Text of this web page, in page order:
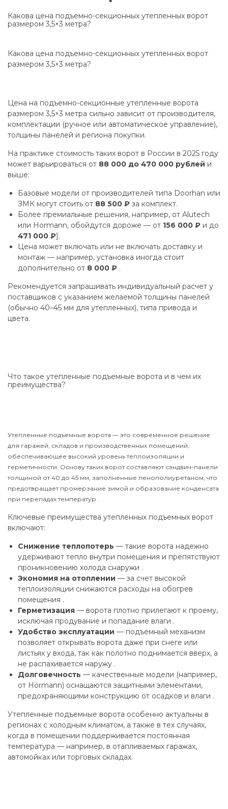
Какова цена подъемно-секционных утепленных ворот
размером 3,5×3 метра?
Какова цена подъемно-секционных утепленных ворот
размером 3,5×3 метра?
Цена на подъемно-секционные утепленные ворота
размером 3,5×3 метра сильно зависит от производителя,
комплектации (ручное или автоматическое управление),
толщины панелей и региона покупки.
На практике стоимость таких ворот в России в 2025 году
может варьироваться от 88 000 до 470 000 рублей и
выше:
Базовые модели от производителей типа Doorhan или
ЗМК могут стоить от 88 500 ₽ за комплект.
Более премиальные решения, например, от Alutech
или Hormann, обойдутся дороже — от 156 000 ₽ и до
471 000 ₽].
Цена может включать или не включать доставку и
монтаж — например, установка иногда стоит
дополнительно от 8 000 ₽ .
Рекомендуется запрашивать индивидуальный расчет у
поставщиков с указанием желаемой толщины панелей
(обычно 40–45 мм для утепленных), типа привода и
цвета.
Что такое утепленные подъемные ворота и в чем их
преимущества?
Утепленные подъемные ворота — это современное решение
для гаражей, складов и производственных помещений,
обеспечивающее высокий уровень теплоизоляции и
герметичности. Основу таких ворот составляют сэндвич-панели
толщиной от 40 до 45 мм, заполненные пенополиуретаном, что
предотвращает промерзание зимой и образование конденсата
при перепадах температур .
Ключевые преимущества утепленных подъемных ворот
включают:
Снижение теплопотерь — такие ворота надежно
удерживают тепло внутри помещения и препятствуют
проникновению холода снаружи .
Экономия на отоплении — за счет высокой
теплоизоляции снижаются расходы на обогрев
помещения .
Герметизация — ворота плотно прилегают к проему,
исключая продувание и попадание влаги .
Удобство эксплуатации — подъемный механизм
позволяет открывать ворота даже при снеге или
листьях у входа, так как полотно поднимается вверх, а
не распахивается наружу .
Долговечность — качественные модели (например,
от Hörmann) оснащаются защитными элементами,
предохраняющими конструкцию от осадков и влаги .
Утепленные подъемные ворота особенно актуальны в
регионах с холодным климатом, а также в тех случаях,
когда в помещении поддерживается постоянная
температура — например, в отапливаемых гаражах,
автомойках или торговых складах.